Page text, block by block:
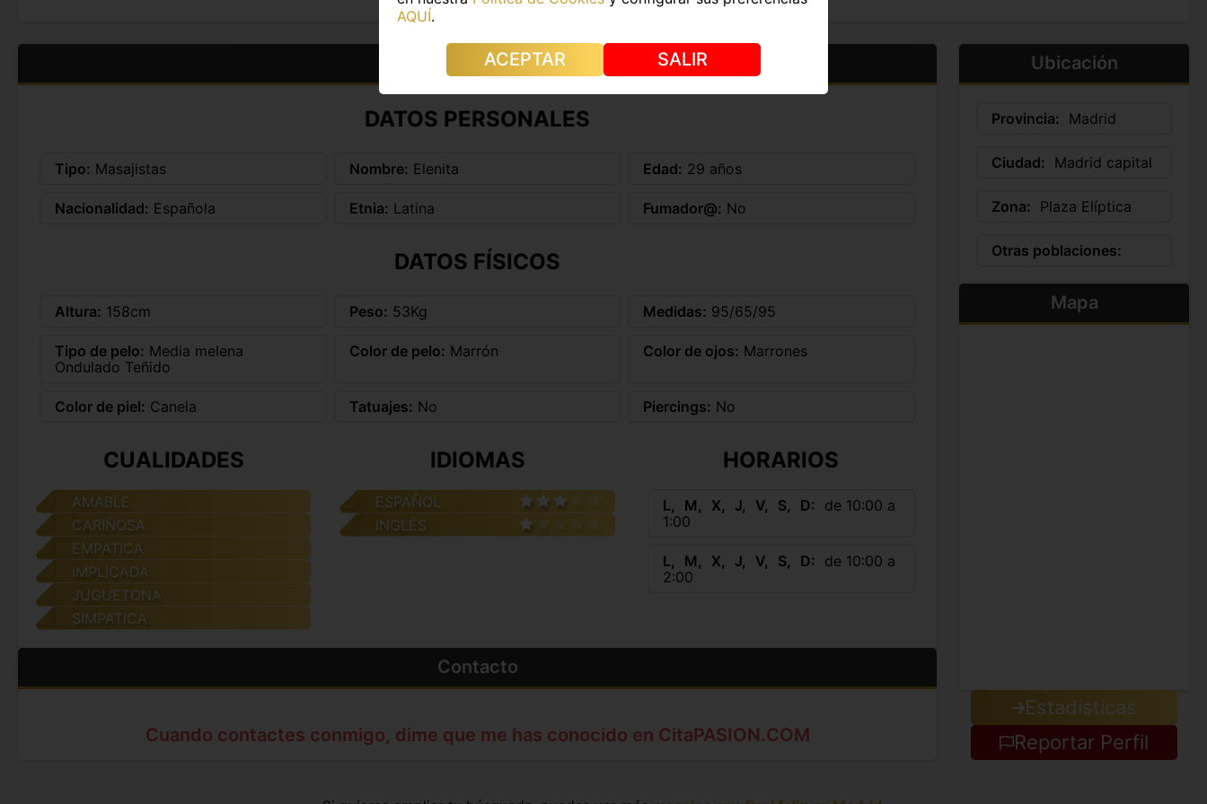
Más información
DATOS PERSONALES
Tipo: Masajistas Nombre: Elenita Edad: 29 años
Nacionalidad: Española Etnia: Latina Fumador@: No
DATOS FÍSICOS
Altura: 158cm Peso: 53Kg Medidas: 95/65/95
Tipo de pelo: Media melena
Ondulado Teñido
Color de pelo: Marrón Color de ojos: Marrones
Color de piel: Canela Tatuajes: No Piercings: No
CUALIDADES
AMABLE
CARIÑOSA
EMPATICA
IMPLICADA
JUGUETONA
SIMPATICA
IDIOMAS
ESPAÑOL
INGLÉS
HORARIOS
L M X J V S D
de 10:00 a
1:00
L M X J V S D
de 10:00 a
2:00
Contacto
Cuando contactes conmigo, dime que me has conocido en CitaPASION.COM
Ubicación
Provincia: Madrid
Ciudad: Madrid capital
Zona: Plaza Elíptica
Otras poblaciones:
Mapa
Estadisticas
Reportar Perfil
AQUÍ.
ACEPTAR SALIR